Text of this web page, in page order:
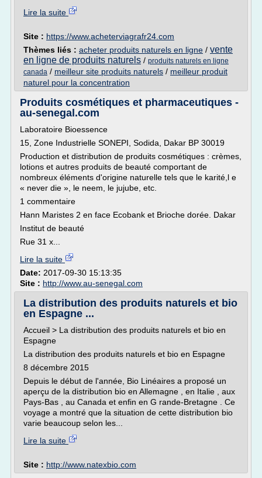
Lire la suite
Site : https://www.acheterviagrafr24.com
Thèmes liés : acheter produits naturels en ligne / vente
en ligne de produits naturels / produits naturels en ligne
canada / meilleur site produits naturels / meilleur produit
naturel pour la concentration
Produits cosmétiques et pharmaceutiques -
au-senegal.com
Laboratoire Bioessence
15, Zone Industrielle SONEPI, Sodida, Dakar BP 30019
Production et distribution de produits cosmétiques : crèmes,
lotions et autres produits de beauté comportant de
nombreux éléments d'origine naturelle tels que le karité,l e
« never die », le neem, le jujube, etc.
1 commentaire
Hann Maristes 2 en face Ecobank et Brioche dorée. Dakar
Institut de beauté
Rue 31 x...
Lire la suite
Date: 2017-09-30 15:13:35
Site : http://www.au-senegal.com
La distribution des produits naturels et bio
en Espagne ...
Accueil > La distribution des produits naturels et bio en
Espagne
La distribution des produits naturels et bio en Espagne
8 décembre 2015
Depuis le début de l'année, Bio Linéaires a proposé un
aperçu de la distribution bio en Allemagne , en Italie , aux
Pays-Bas , au Canada et enfin en G rande-Bretagne . Ce
voyage a montré que la situation de cette distribution bio
varie beaucoup selon les...
Lire la suite
Site : http://www.natexbio.com